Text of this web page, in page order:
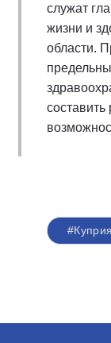
служат
жизни и
области.